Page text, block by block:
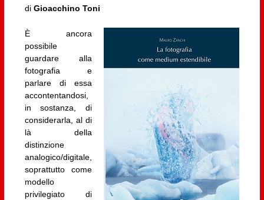
di Gioacchino Toni
È ancora
possibile
guardare alla
fotografia e
parlare di essa
accontentandosi,
in sostanza, di
considerarla, al di
là della
distinzione
analogico/digitale,
soprattutto come
modello
privilegiato di